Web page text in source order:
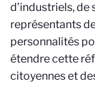
d’industriels, de
représentants
personnalités
étendre cette
citoyennes et